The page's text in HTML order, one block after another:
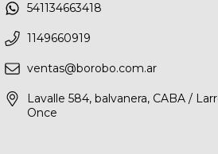
541134663418
1149660919
ventas@borobo.com.ar
Lavalle 584, balvanera, CABA /
Once